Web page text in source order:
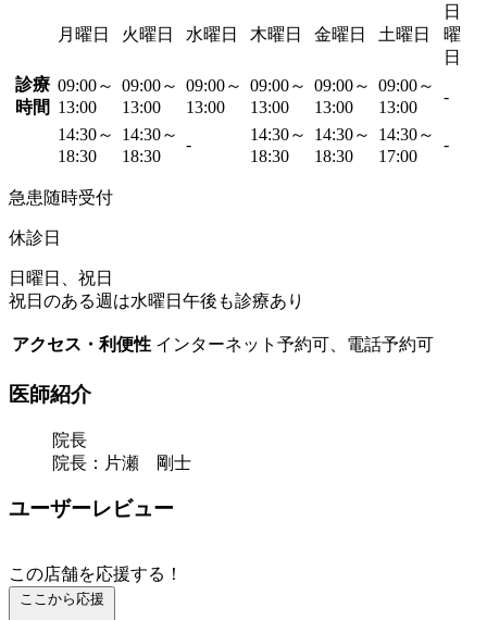
月曜日 火曜日 水曜日 木曜日 金曜日 土曜日
日
曜
日
診療
時間
09:00～
13:00
09:00～
13:00
09:00～
13:00
09:00～
13:00
09:00～
13:00
09:00～
13:00
-
14:30～
18:30
14:30～
18:30
-
14:30～
18:30
14:30～
18:30
14:30～
17:00
-
急患随時受付
休診日
日曜日、祝日
祝日のある週は水曜日午後も診療あり
アクセス・利便性 インターネット予約可、電話予約可
医師紹介
院長
院長：片瀬 剛士
ユーザーレビュー
この店舗を応援する！
ここから応援